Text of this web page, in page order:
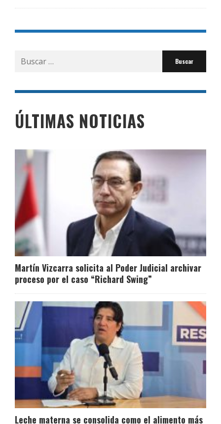
Buscar
por:
ÚLTIMAS NOTICIAS
Martín Vizcarra solicita al Poder Judicial archivar
proceso por el caso “Richard Swing”
Leche materna se consolida como el alimento más